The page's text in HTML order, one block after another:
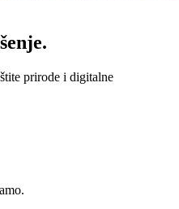
prirode i digitalne